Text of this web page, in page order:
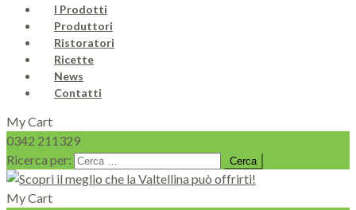
I Prodotti
Produttori
Ristoratori
Ricette
News
Contatti
My Cart
0342 211329
Ricerca per:
My Cart